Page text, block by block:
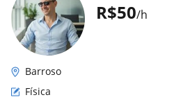
R$50/h
Barroso
Física